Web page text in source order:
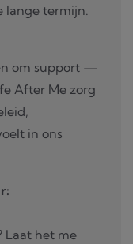
lange termijn.
om support —
After Me zorg
in ons
Laat het me